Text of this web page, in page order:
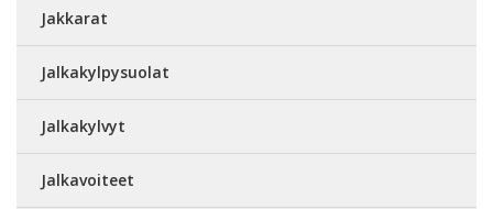
Jakkarat
Jalkakylpysuolat
Jalkakylvyt
Jalkavoiteet